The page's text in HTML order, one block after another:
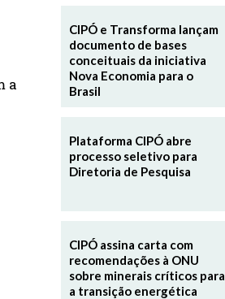
a
CIPÓ e Transforma lançam
documento de bases
conceituais da iniciativa
Nova Economia para o
Brasil
Plataforma CIPÓ abre
processo seletivo para
Diretoria de Pesquisa
CIPÓ assina carta com
recomendações à ONU
sobre minerais críticos para
a transição energética